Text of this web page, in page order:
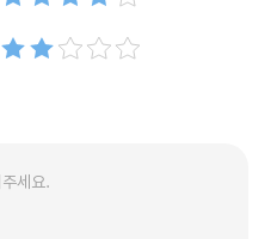
별점2개